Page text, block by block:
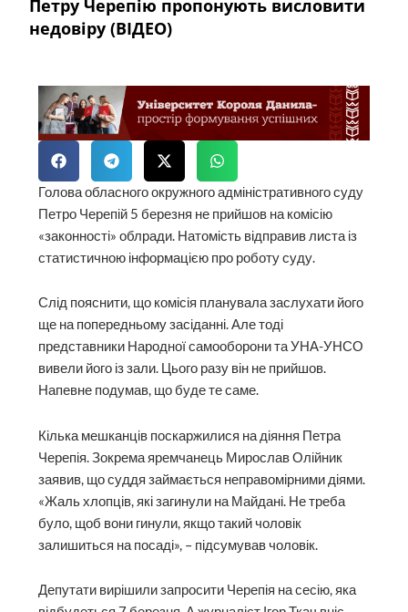
Петру Черепію пропонують висловити
недовіру (ВІДЕО)
Голова обласного окружного адміністративного суду
Петро Черепій 5 березня не прийшов на комісію
«законності» облради. Натомість відправив листа із
статистичною інформацією про роботу суду.
Слід пояснити, що комісія планувала заслухати його
ще на попередньому засіданні. Але тоді
представники Народної самооборони та УНА-УНСО
вивели його із зали. Цього разу він не прийшов.
Напевне подумав, що буде те саме.
Кілька мешканців поскаржилися на діяння Петра
Черепія. Зокрема яремчанець Мирослав Олійник
заявив, що суддя займається неправомірними діями.
«Жаль хлопців, які загинули на Майдані. Не треба
було, щоб вони гинули, якщо такий чоловік
залишиться на посаді», – підсумував чоловік.
Депутати вирішили запросити Черепія на сесію, яка